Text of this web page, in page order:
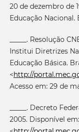
20 de dezembro de
Educação Nacional.
_____. Resolução
Institui Diretrizes
Educação Básica.
<http://
Acesso em: 29 de
_____. Decreto
2005. Disponível em: